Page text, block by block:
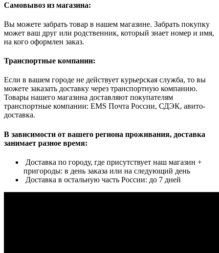
Самовывоз из магазина:
Вы можете забрать товар в нашем магазине. Забрать покупку
может ваш друг или родственник, который знает номер и имя,
на кого оформлен заказ.
Транспортные компании:
Если в вашем городе не действует курьерская служба, то вы
можете заказать доставку через транспортную компанию.
Товары нашего магазина доставляют покупателям
транспортные компании: EMS Почта России, СДЭК, авито-
доставка.
В зависимости от вашего региона проживания, доставка
занимает разное время:
Доставка по городу, где присутствует наш магазин +
пригороды: в день заказа или на следующий день
Доставка в остальную часть России: до 7 дней